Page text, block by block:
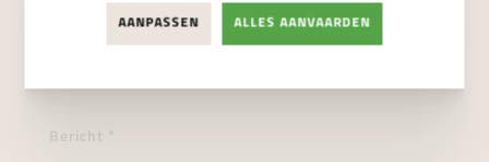
AANPASSEN ALLES AANVAARDEN